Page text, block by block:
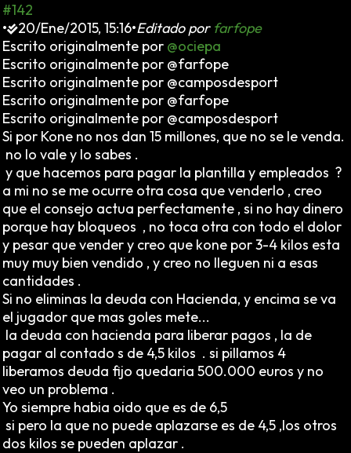
#142
•
20/Ene/2015, 15:16•Editado por farfope
Escrito originalmente por @ociepa
Escrito originalmente por @farfope
Escrito originalmente por @camposdesport
Escrito originalmente por @farfope
Escrito originalmente por @camposdesport
Si por Kone no nos dan 15 millones, que no se le venda.
no lo vale y lo sabes .
y que hacemos para pagar la plantilla y empleados ?
a mi no se me ocurre otra cosa que venderlo , creo
que el consejo actua perfectamente , si no hay dinero
porque hay bloqueos , no toca otra con todo el dolor
y pesar que vender y creo que kone por 3-4 kilos esta
muy muy bien vendido , y creo no lleguen ni a esas
cantidades .
Si no eliminas la deuda con Hacienda, y encima se va
el jugador que mas goles mete...
la deuda con hacienda para liberar pagos , la de
pagar al contado s de 4,5 kilos . si pillamos 4
liberamos deuda fijo quedaria 500.000 euros y no
veo un problema .
Yo siempre habia oido que es de 6,5
si pero la que no puede aplazarse es de 4,5 ,los otros
dos kilos se pueden aplazar .